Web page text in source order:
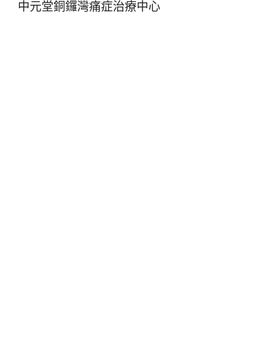
中元堂銅鑼灣痛症治療中心